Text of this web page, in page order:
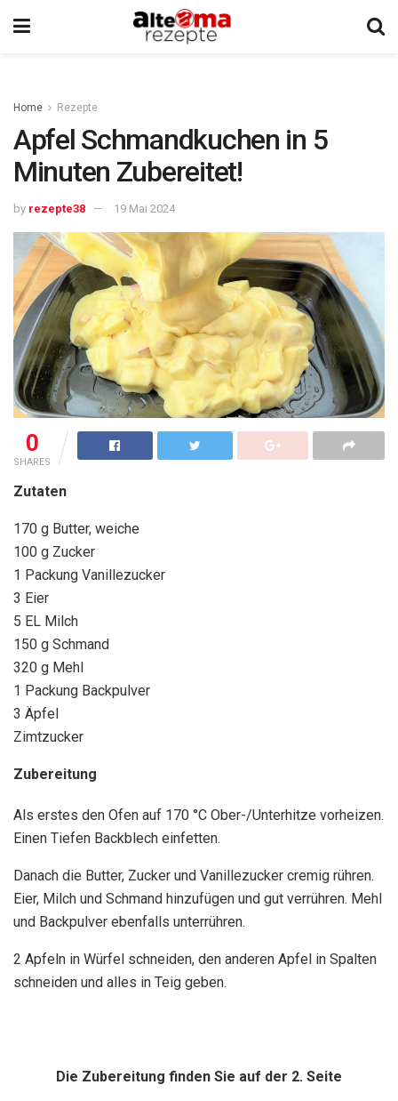
Home Rezepte
Apfel Schmandkuchen in 5
Minuten Zubereitet!
by rezepte38 19 Mai 2024
0
SHARES
Zutaten
170 g Butter, weiche
100 g Zucker
1 Packung Vanillezucker
3 Eier
5 EL Milch
150 g Schmand
320 g Mehl
1 Packung Backpulver
3 Äpfel
Zimtzucker
Zubereitung
Als erstes den Ofen auf 170 °C Ober-/Unterhitze vorheizen.
Einen Tiefen Backblech einfetten.
Danach die Butter, Zucker und Vanillezucker cremig rühren.
Eier, Milch und Schmand hinzufügen und gut verrühren. Mehl
und Backpulver ebenfalls unterrühren.
2 Apfeln in Würfel schneiden, den anderen Apfel in Spalten
schneiden und alles in Teig geben.
Die Zubereitung finden Sie auf der 2. Seite